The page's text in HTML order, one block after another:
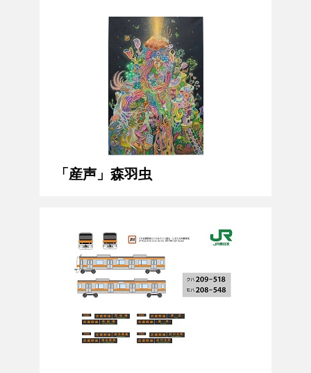
「産声」森羽虫